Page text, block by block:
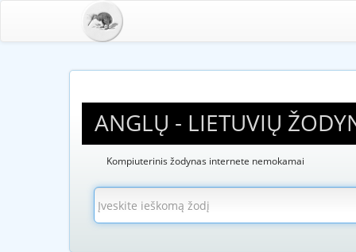
ANGLŲ - LIETUVIŲ
Kompiuterinis žodynas internete nemokamai